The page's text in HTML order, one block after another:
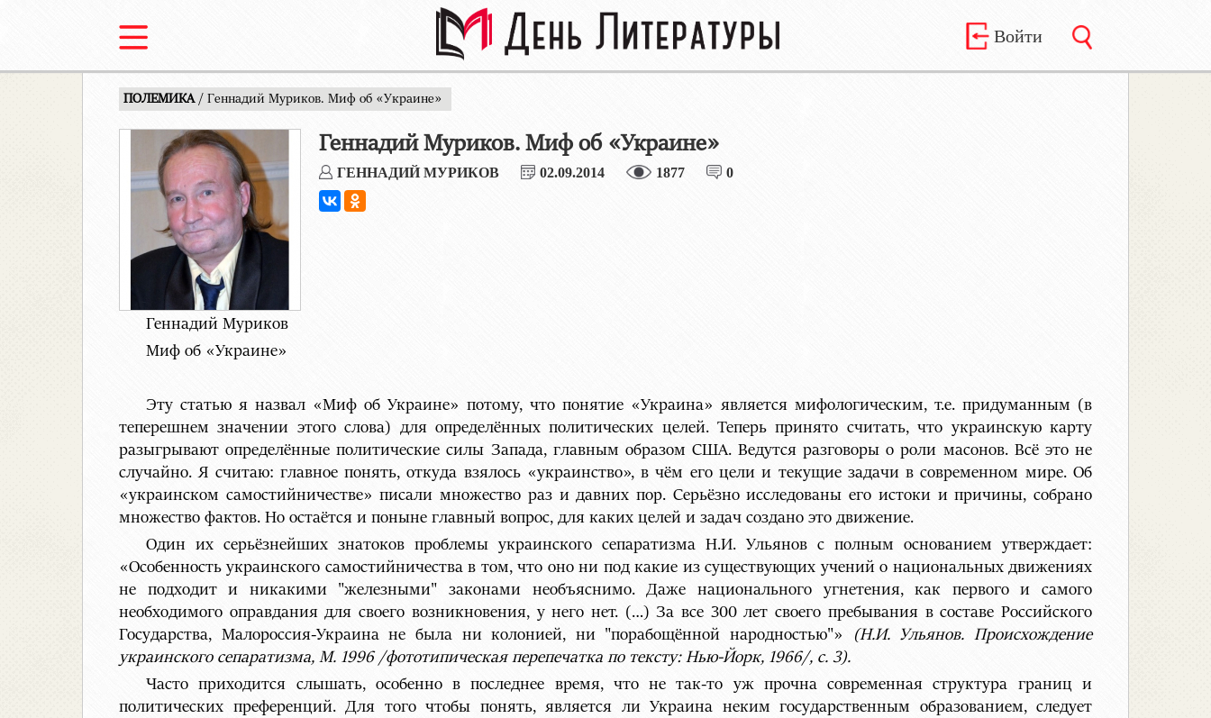
Войти
ПОЛЕМИКА / Геннадий Муриков. Миф об «Украине»
Геннадий Муриков. Миф об «Украине»
ГЕННАДИЙ МУРИКОВ 02.09.2014 1877 0
Геннадий Муриков
Миф об «Украине»
Эту статью я назвал «Миф об Украине» потому, что понятие «Украина» является мифологическим, т.е. придуманным (в
теперешнем значении этого слова) для определённых политических целей. Теперь принято считать, что украинскую карту
разыгрывают определённые политические силы Запада, главным образом США. Ведутся разговоры о роли масонов. Всё это не
случайно. Я считаю: главное понять, откуда взялось «украинство», в чём его цели и текущие задачи в современном мире. Об
«украинском самостийничестве» писали множество раз и давних пор. Серьёзно исследованы его истоки и причины, собрано
множество фактов. Но остаётся и поныне главный вопрос, для каких целей и задач создано это движение.
Один их серьёзнейших знатоков проблемы украинского сепаратизма Н.И. Ульянов с полным основанием утверждает:
«Особенность украинского самостийничества в том, что оно ни под какие из существующих учений о национальных движениях
не подходит и никакими "железными" законами необъяснимо. Даже национального угнетения, как первого и самого
необходимого оправдания для своего возникновения, у него нет. (…) За все 300 лет своего пребывания в составе Российского
Государства, Малороссия-Украина не была ни колонией, ни "порабощённой народностью"»
(Н.И. Ульянов. Происхождение
украинского сепаратизма, М. 1996 /фототипическая перепечатка по тексту: Нью-Йорк, 1966/, с. 3).
Часто приходится слышать, особенно в последнее время, что не так-то уж прочна современная структура границ и
политических преференций. Для того чтобы понять, является ли Украина неким государственным образованием, следует